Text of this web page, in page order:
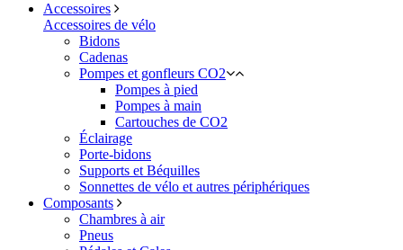
Accessoires
Accessoires de vélo
Bidons
Cadenas
Pompes et gonfleurs CO2
Pompes à pied
Pompes à main
Cartouches de CO2
Éclairage
Porte-bidons
Supports et Béquilles
Sonnettes de vélo et autres périphériques
Composants
Chambres à air
Pneus